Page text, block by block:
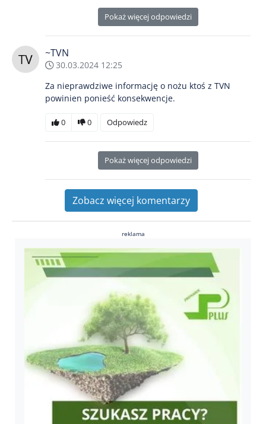
Pokaż więcej odpowiedzi
~TVN
30.03.2024 12:25
Za nieprawdziwe informację o nożu ktoś z TVN
powinien ponieść konsekwencje.
0 0 Odpowiedz
Pokaż więcej odpowiedzi
Zobacz więcej komentarzy
reklama